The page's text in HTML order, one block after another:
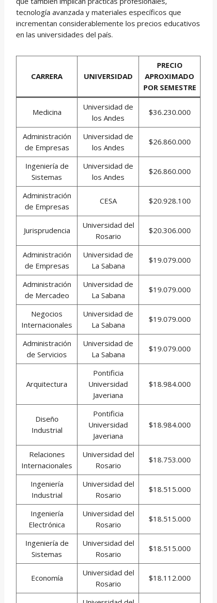
tecnología avanzada y materiales específicos que
incrementan considerablemente los precios educativos
en las universidades del país.
CARRERA UNIVERSIDAD
PRECIO
APROXIMADO
POR SEMESTRE
Medicina
Universidad de
los Andes
$36.230.000
Administración
de Empresas
Universidad de
los Andes
$26.860.000
Ingeniería de
Sistemas
Universidad de
los Andes
$26.860.000
Administración
de Empresas
CESA $20.928.100
Jurisprudencia
Universidad del
Rosario
$20.306.000
Administración
de Empresas
Universidad de
La Sabana
$19.079.000
Administración
de Mercadeo
Universidad de
La Sabana
$19.079.000
Negocios
Internacionales
Universidad de
La Sabana
$19.079.000
Administración
de Servicios
Universidad de
La Sabana
$19.079.000
Arquitectura
Pontificia
Universidad
Javeriana
$18.984.000
Diseño
Industrial
Pontificia
Universidad
Javeriana
$18.984.000
Relaciones
Internacionales
Universidad del
Rosario
$18.753.000
Ingeniería
Industrial
Universidad del
Rosario
$18.515.000
Ingeniería
Electrónica
Universidad del
Rosario
$18.515.000
Ingeniería de
Sistemas
Universidad del
Rosario
$18.515.000
Economía
Universidad del
Rosario
$18.112.000